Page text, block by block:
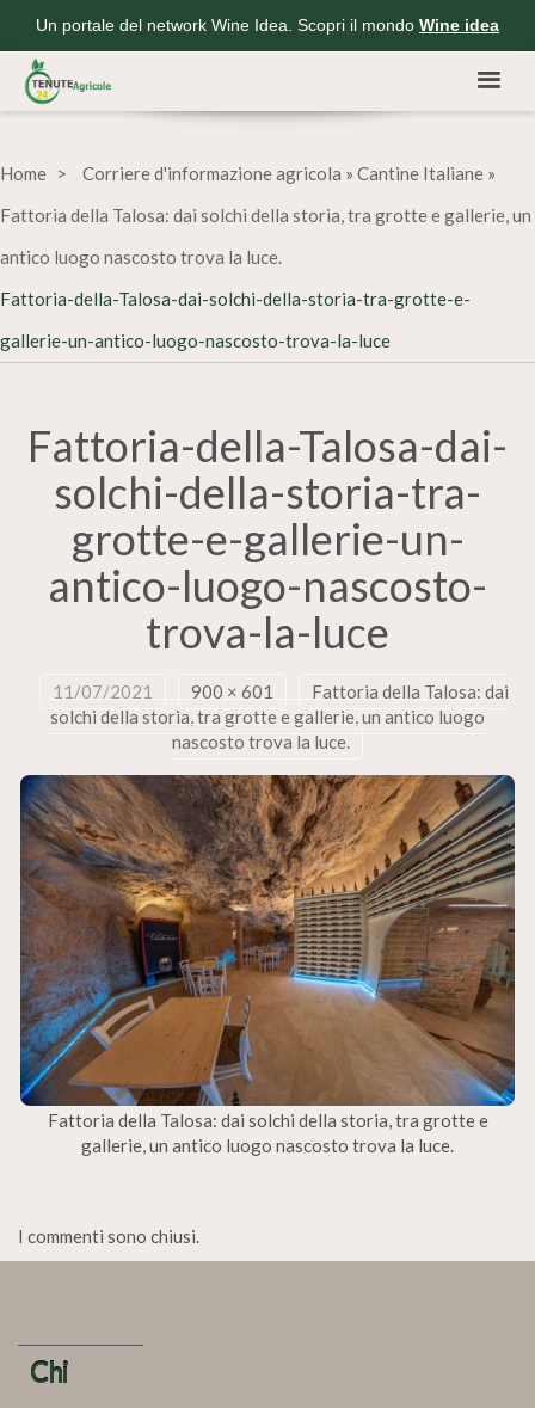
Un portale del network Wine Idea. Scopri il mondo Wine idea
Home Corriere d'informazione agricola » Cantine Italiane »
Fattoria della Talosa: dai solchi della storia, tra grotte e gallerie, un
antico luogo nascosto trova la luce.
Fattoria-della-Talosa-dai-solchi-della-storia-tra-grotte-e-
gallerie-un-antico-luogo-nascosto-trova-la-luce
Fattoria-della-Talosa-dai-
solchi-della-storia-tra-
grotte-e-gallerie-un-
antico-luogo-nascosto-
trova-la-luce
11/07/2021 900 × 601
Fattoria della Talosa: dai
solchi della storia, tra grotte e gallerie, un antico luogo
nascosto trova la luce.
Fattoria della Talosa: dai solchi della storia, tra grotte e
gallerie, un antico luogo nascosto trova la luce.
I commenti sono chiusi.
Chi